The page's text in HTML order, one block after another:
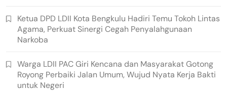
Ketua DPD LDII Kota Bengkulu Hadiri Temu Tokoh Lintas
Agama, Perkuat Sinergi Cegah Penyalahgunaan
Narkoba
Warga LDII PAC Giri Kencana dan Masyarakat Gotong
Royong Perbaiki Jalan Umum, Wujud Nyata Kerja Bakti
untuk Negeri